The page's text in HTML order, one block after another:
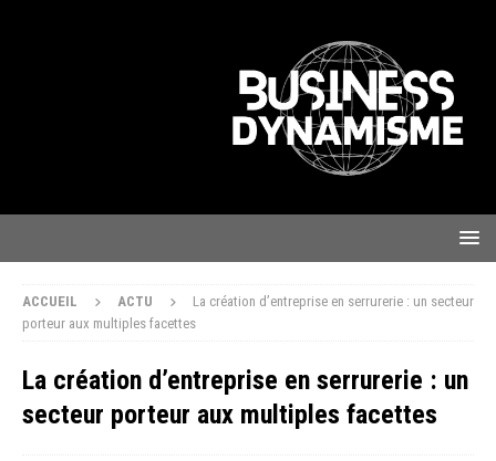
ACCUEIL ACTU
La création d’entreprise en serrurerie : un secteur
porteur aux multiples facettes
La création d’entreprise en serrurerie : un
secteur porteur aux multiples facettes